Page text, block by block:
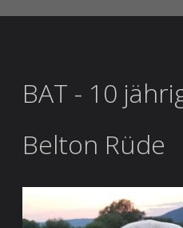
BAT - 10
Belton Rüde